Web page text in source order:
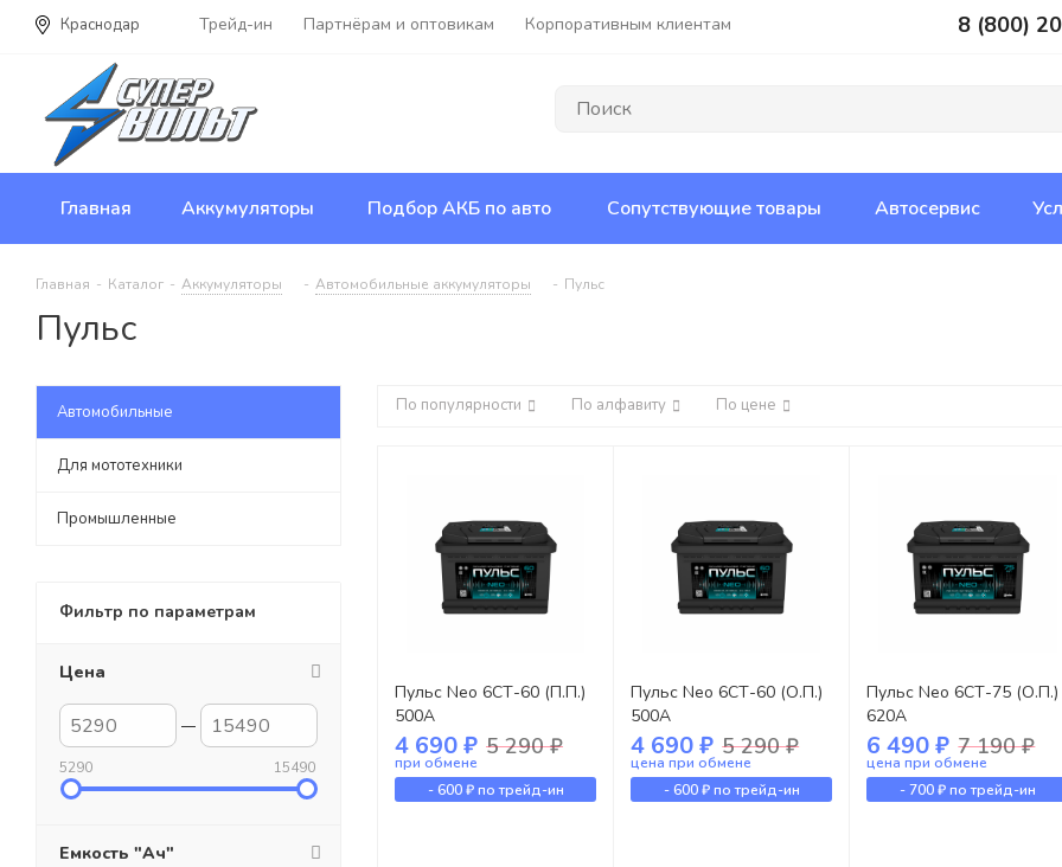
Краснодар Трейд-ин Партнёрам и оптовикам Корпоративным клиентам 8 (800)
Главная Аккумуляторы Подбор АКБ по авто Сопутствующие товары Автосервис
Главная - Каталог - Аккумуляторы - Автомобильные аккумуляторы - Пульс
Пульс
По популярности По алфавиту По цене
Пульс Neo 6СТ-60 (П.П.)
500А
4 690 ₽ 5 290 ₽
при обмене
- 600 ₽ по трейд-ин
Пульс Neo 6СТ-60 (О.П.)
500А
4 690 ₽ 5 290 ₽
цена при обмене
- 600 ₽ по трейд-ин
Пульс Neo 6СТ-75 (О.П.)
620А
6 490 ₽ 7 190 ₽
цена при обмене
-700 ₽по трейд-ин
Автомобильные
Для мототехники
Промышленные
Фильтр по параметрам
Цена
5290 15490
Емкость "Ач"